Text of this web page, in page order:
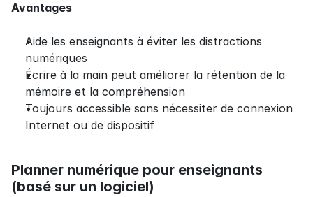
Avantages
Aide les enseignants à éviter les distractions
numériques
Écrire à la main peut améliorer la rétention de la
mémoire et la compréhension
Toujours accessible sans nécessiter de connexion
Internet ou de dispositif
Planner numérique pour enseignants
(basé sur un logiciel)